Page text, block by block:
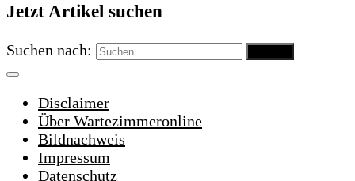
Jetzt Artikel suchen
Suchen nach:
Disclaimer
Über Wartezimmeronline
Bildnachweis
Impressum
Datenschutz